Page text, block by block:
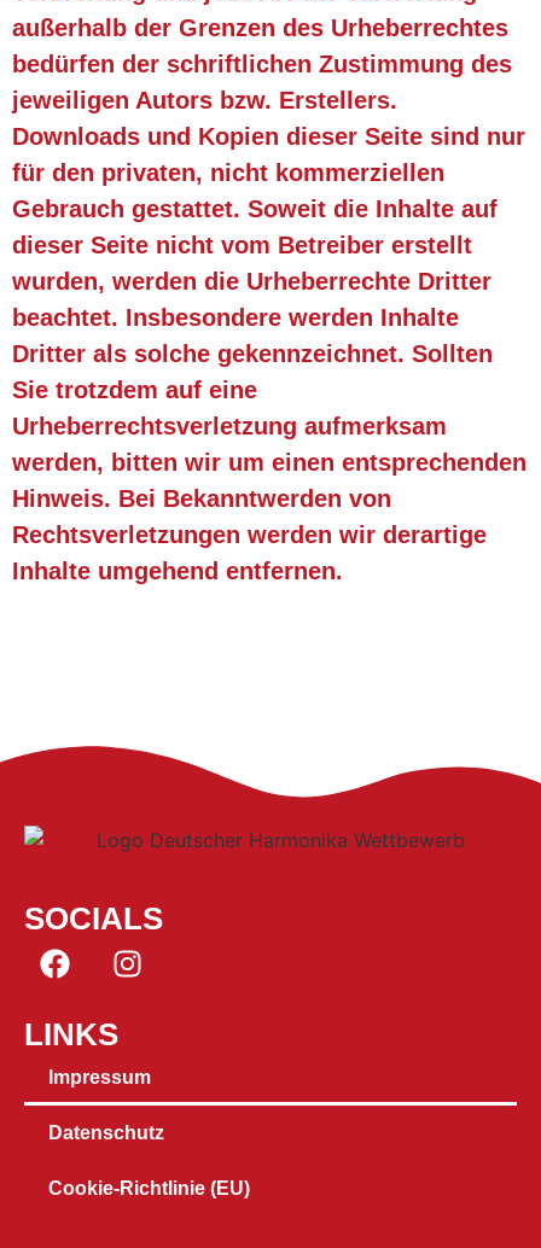
außerhalb der Grenzen des Urheberrechtes
bedürfen der schriftlichen Zustimmung des
jeweiligen Autors bzw. Erstellers.
Downloads und Kopien dieser Seite sind nur
für den privaten, nicht kommerziellen
Gebrauch gestattet. Soweit die Inhalte auf
dieser Seite nicht vom Betreiber erstellt
wurden, werden die Urheberrechte Dritter
beachtet. Insbesondere werden Inhalte
Dritter als solche gekennzeichnet. Sollten
Sie trotzdem auf eine
Urheberrechtsverletzung aufmerksam
werden, bitten wir um einen entsprechenden
Hinweis. Bei Bekanntwerden von
Rechtsverletzungen werden wir derartige
Inhalte umgehend entfernen.
SOCIALS
LINKS
Impressum
Datenschutz
Cookie-Richtlinie (EU)